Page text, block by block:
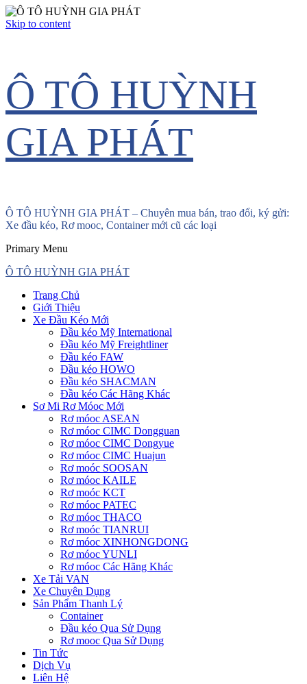
Skip to content
Ô TÔ HUỲNH
GIA PHÁT
Ô TÔ HUỲNH GIA PHÁT – Chuyên mua bán, trao đổi, ký gửi:
Xe đầu kéo, Rơ mooc, Container mới cũ các loại
Primary Menu
Ô TÔ HUỲNH GIA PHÁT
Trang Chủ
Giới Thiệu
Xe Đầu Kéo Mới
Đầu kéo Mỹ International
Đầu kéo Mỹ Freightliner
Đầu kéo FAW
Đầu kéo HOWO
Đầu kéo SHACMAN
Đầu kéo Các Hãng Khác
Sơ Mi Rơ Móoc Mới
Rơ móoc ASEAN
Rơ móoc CIMC Dongguan
Rơ móoc CIMC Dongyue
Rơ móoc CIMC Huajun
Rơ moóc SOOSAN
Rơ móoc KAILE
Rơ moóc KCT
Rơ móoc PATEC
Rơ móoc THACO
Rơ moóc TIANRUI
Rơ móoc XINHONGDONG
Rơ móoc YUNLI
Rơ móoc Các Hãng Khác
Xe Tải VAN
Xe Chuyên Dụng
Sản Phẩm Thanh Lý
Container
Đầu kéo Qua Sử Dụng
Rơ mooc Qua Sử Dụng
Tin Tức
Dịch Vụ
Liên Hệ